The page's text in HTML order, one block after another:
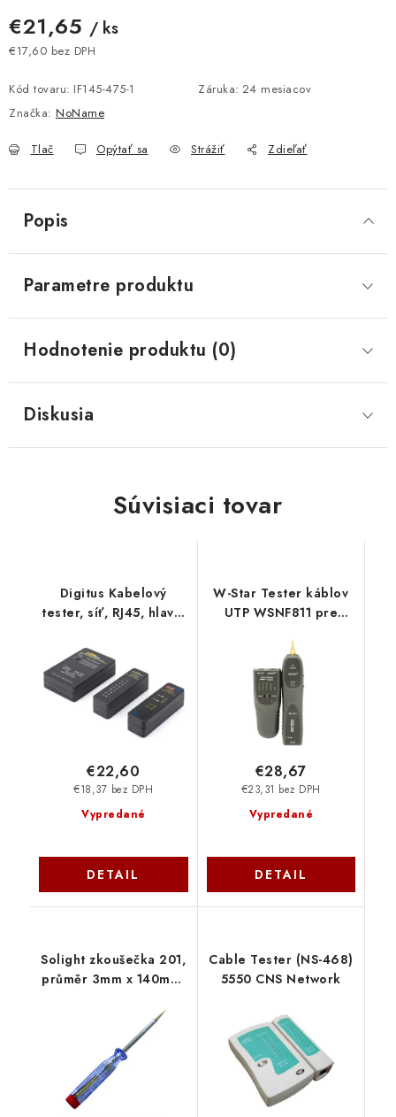
€21,65 / ks
€17,60 bez DPH
Kód tovaru: IF145-475-1 Záruka: 24 mesiacov
Značka: NoName
Tlač Opýtať sa Strážiť Zdieľať
Popis
Parametre produktu
Hodnotenie produktu (0)
Diskusia
Súvisiaci tovar
Digitus Kabelový
tester, síť, RJ45, hlavní
jednotka, tester PoE, s
pouzdrem DN-14001-1
Vypredané
€18,37 bez DPH
€22,60
DETAIL
W-Star Tester káblov
UTP WSNF811 pre
detektor káblov
Vypredané
€23,31 bez DPH
€28,67
DETAIL
Solight zkoušečka 201,
průměr 3mm x 140mm,
70 - 250V V20
Cable Tester (NS-468)
5550 CNS Network